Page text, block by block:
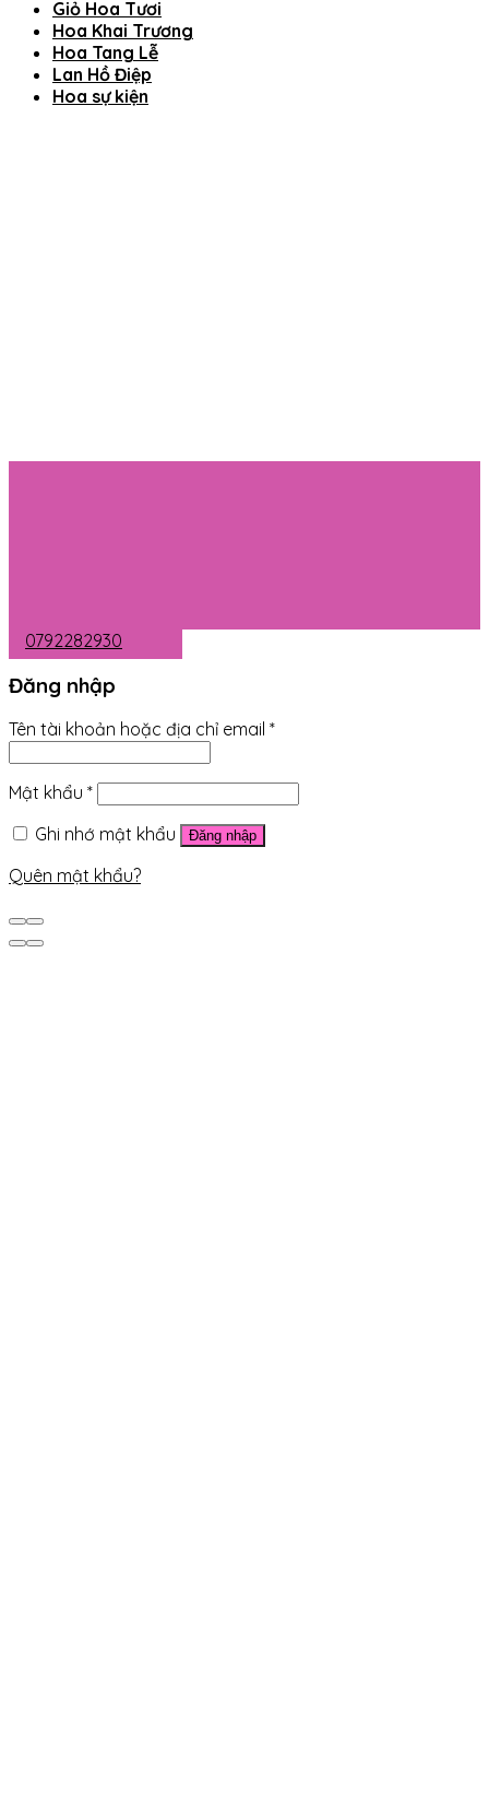
Giỏ Hoa Tươi
Hoa Khai Trương
Hoa Tang Lễ
Lan Hồ Điệp
Hoa sự kiện
0792282930
Đăng nhập
Tên tài khoản hoặc địa chỉ email *
Mật khẩu *
Ghi nhớ mật khẩu
Đăng nhập
Quên mật khẩu?